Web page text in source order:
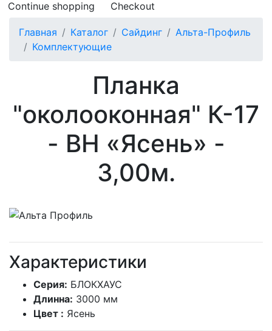
Continue shopping Checkout
Главная Каталог Сайдинг
Альта-Профиль
Комплектующие
Планка
"околооконная" К-17
- ВН «Ясень» -
3,00м.
Характеристики
Серия: БЛОКХАУС
Длинна: 3000 мм
Цвет : Ясень